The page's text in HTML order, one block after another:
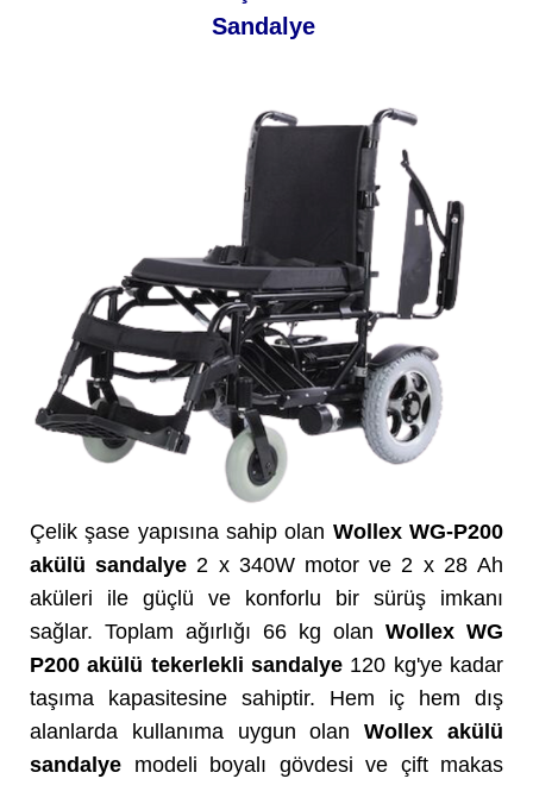
Sandalye
Çelik şase yapısına sahip olan Wollex WG-P200
akülü sandalye2 x 340W motor ve 2 x 28 Ah
aküleri ile güçlü ve konforlu bir sürüş imkanı
sağlar. Toplam ağırlığı 66 kg olan Wollex WG
P200 akülü tekerlekli sandalye 120 kg'ye kadar
taşıma kapasitesine sahiptir. Hem iç hem dış
alanlarda kullanıma uygun olanWollex akülü
sandalye modeli boyalı gövdesi ve çift makas